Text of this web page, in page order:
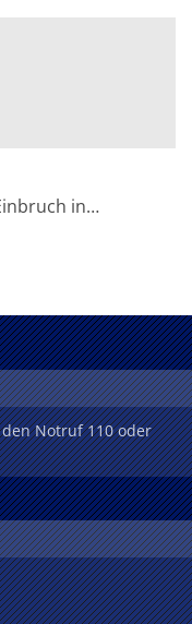
in…
Notruf 110 oder